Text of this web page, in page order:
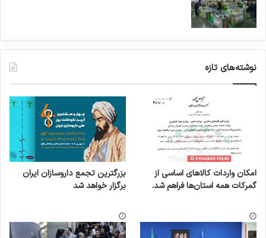
نوشته‌های تازه
امکان واردات کالاهای اساسی از
گمرکات همه استان‌ها فراهم شد.
بزرگترین تجمع داروسازان ایران
برگزار خواهد شد